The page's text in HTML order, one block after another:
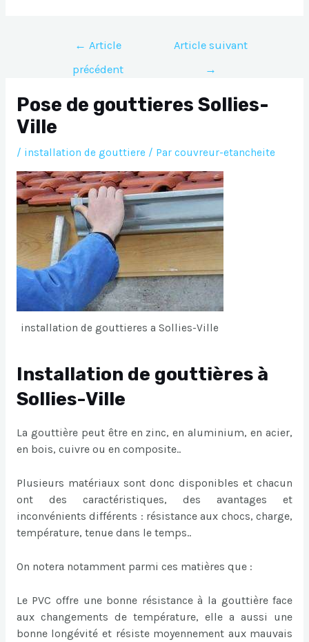
Navigation
l’article
← Article
précédent
Article suivant
→
Pose de gouttieres Sollies-
Ville
/ installation de gouttiere/ Par couvreur-etancheite
installation de gouttieres a Sollies-Ville
Installation de gouttières à
Sollies-Ville
La gouttière peut être en zinc, en aluminium, en acier,
en bois, cuivre ou en composite..
Plusieurs matériaux sont donc disponibles et chacun
ont des caractéristiques, des avantages et
inconvénients différents : résistance aux chocs, charge,
température, tenue dans le temps..
On notera notamment parmi ces matières que :
Le PVC offre une bonne résistance à la gouttière face
aux changements de température, elle a aussi une
bonne longévité et résiste moyennement aux mauvais